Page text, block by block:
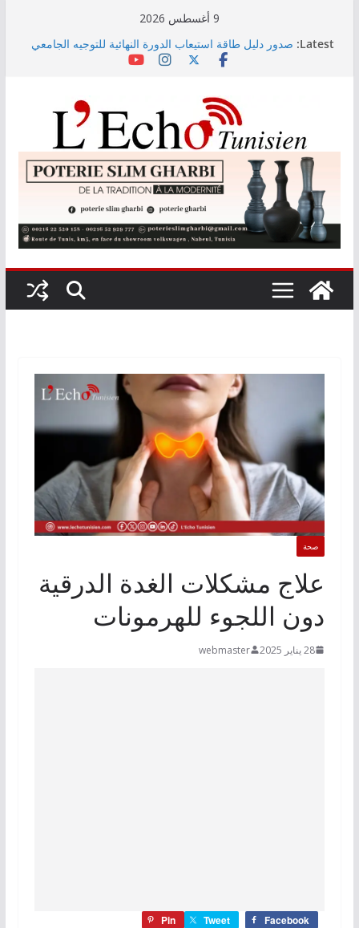
9 أغسطس 2026
Latest: صدور دليل طاقة استيعاب الدورة النهائية للتوجيه الجامعي
وزير التجهيز يتفقد سير أشغال مشروع المدخل الجنوبي
وزارة الأسرة: نسعى لاستكمال دراسة ميدانية حول ظاهرة
تسول الأطفال
مندوب عام حماية الطفولة يحذر
صحة
علاج مشكلات الغدة الدرقية
دون اللجوء للهرمونات
28 يناير 2025 webmaster
Facebook
Tweet
Pin